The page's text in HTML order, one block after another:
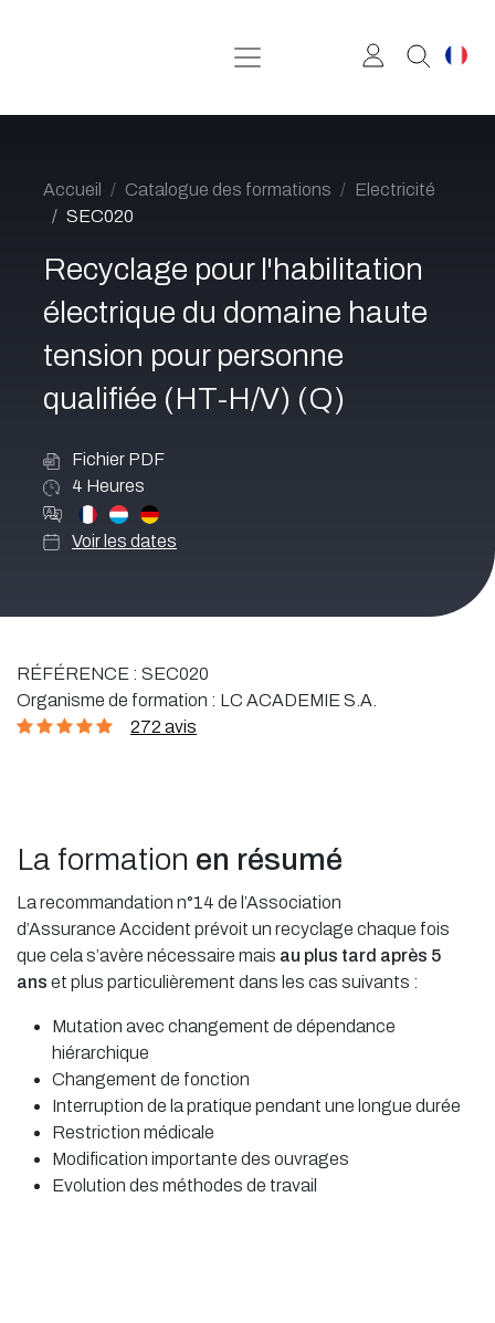
Accueil Catalogue des formations
Electricité
SEC020
Recyclage pour l'habilitation
électrique du domaine haute
tension pour personne
qualifiée (HT-H/V) (Q)
Fichier PDF
4 Heures
Voir les dates
RÉFÉRENCE : SEC020
Organisme de formation : LC ACADEMIE S.A.
272 avis
La formation en résumé
La recommandation n°14 de l’Association
d’Assurance Accident prévoit un recyclage chaque fois
que cela s’avère nécessaire mais au plus tard après 5
ans et plus particulièrement dans les cas suivants :
Mutation avec changement de dépendance
hiérarchique
Changement de fonction
Interruption de la pratique pendant une longue durée
Restriction médicale
Modification importante des ouvrages
Evolution des méthodes de travail